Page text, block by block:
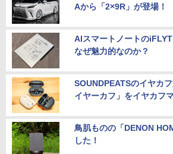
Aから「2×9R」が登場！
AIスマートノートの
なぜ魅力的なのか？
SOUNDPEATSのイヤカ
イヤーカフ」をイヤカフ
鳥肌ものの「DENON
した！